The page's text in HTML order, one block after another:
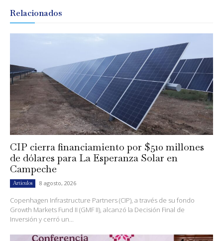
Relacionados
CIP cierra financiamiento por $510 millones
de dólares para La Esperanza Solar en
Campeche
Artículos 8 agosto, 2026
Copenhagen Infrastructure Partners (CIP), a través de su fondo
Growth Markets Fund II (GMF II), alcanzó la Decisión Final de
Inversión y cerró un...